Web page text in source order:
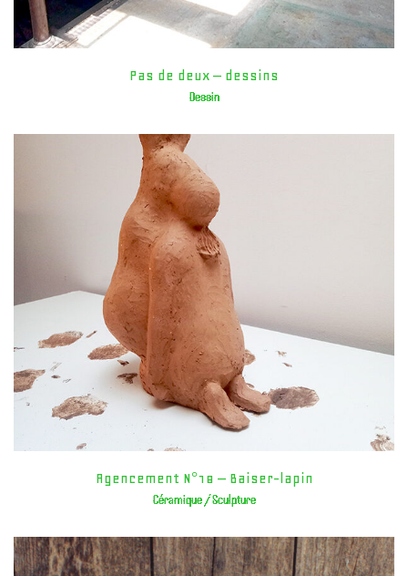
Pas de deux – dessins
Dessin
Agencement N°18 – Baiser-lapin
Céramique / Sculpture